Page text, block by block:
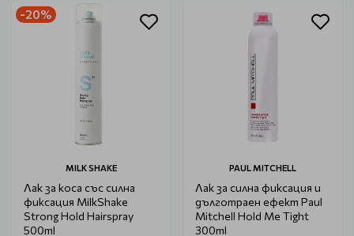
-20%
MILK SHAKE
Лак за коса със силна
фиксация MilkShake
Strong Hold Hairspray
500ml
PAUL MITCHELL
Лак за силна фиксация и
дълготраен ефект Paul
Mitchell Hold Me Tight
300ml